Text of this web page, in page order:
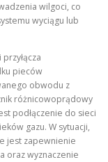
wilgoci, co
wyciągu lub
pieców
obwodu z
różnicowoprądowy
podłączenie do sieci
gazu. W sytuacji,
jest zapewnienie
oraz wyznaczenie